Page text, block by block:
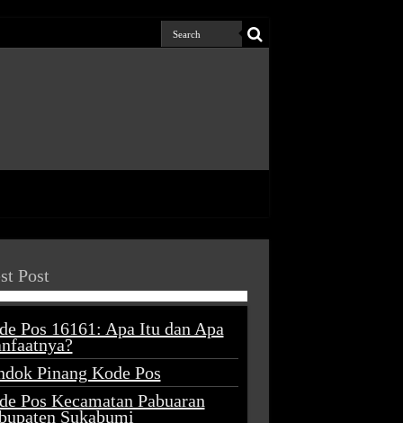
Post
Pos 16161: Apa Itu dan Apa
Pinang Kode Pos
Pos Kecamatan Pabuaran
Sukabumi